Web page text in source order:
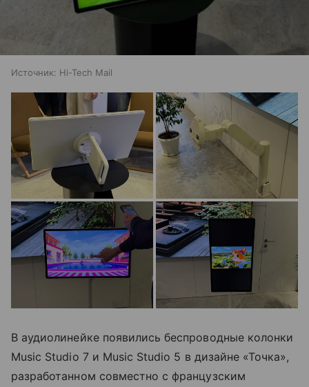
Источник: Hi-Tech Mail
В аудиолинейке появились беспроводные колонки
Music Studio 7 и Music Studio 5 в дизайне «Точка»,
разработанном совместно с французским